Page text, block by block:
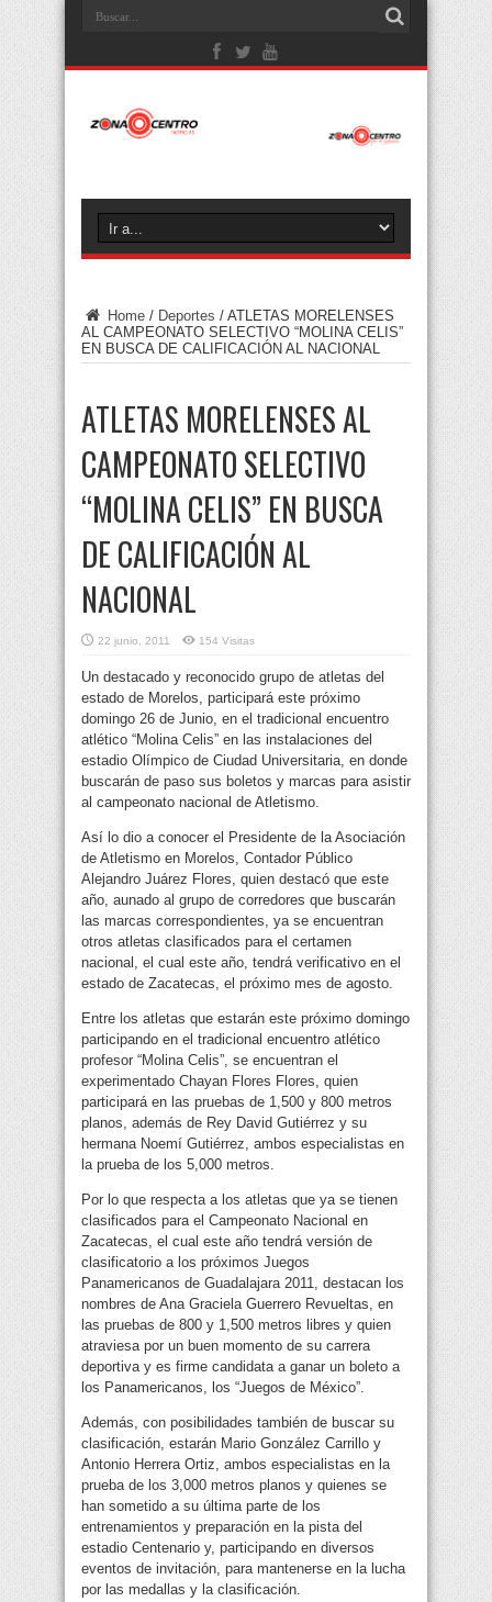
Home / Deportes / ATLETAS MORELENSES
AL CAMPEONATO SELECTIVO “MOLINA CELIS”
EN BUSCA DE CALIFICACIÓN AL NACIONAL
ATLETAS MORELENSES AL
CAMPEONATO SELECTIVO
“MOLINA CELIS” EN BUSCA
DE CALIFICACIÓN AL
NACIONAL
22 junio, 2011 154 Visitas
Un destacado y reconocido grupo de atletas del
estado de Morelos, participará este próximo
domingo 26 de Junio, en el tradicional encuentro
atlético “Molina Celis” en las instalaciones del
estadio Olímpico de Ciudad Universitaria, en donde
buscarán de paso sus boletos y marcas para asistir
al campeonato nacional de Atletismo.
Así lo dio a conocer el Presidente de la Asociación
de Atletismo en Morelos, Contador Público
Alejandro Juárez Flores, quien destacó que este
año, aunado al grupo de corredores que buscarán
las marcas correspondientes, ya se encuentran
otros atletas clasificados para el certamen
nacional, el cual este año, tendrá verificativo en el
estado de Zacatecas, el próximo mes de agosto.
Entre los atletas que estarán este próximo domingo
participando en el tradicional encuentro atlético
profesor “Molina Celis”, se encuentran el
experimentado Chayan Flores Flores, quien
participará en las pruebas de 1,500 y 800 metros
planos, además de Rey David Gutiérrez y su
hermana Noemí Gutiérrez, ambos especialistas en
la prueba de los 5,000 metros.
Por lo que respecta a los atletas que ya se tienen
clasificados para el Campeonato Nacional en
Zacatecas, el cual este año tendrá versión de
clasificatorio a los próximos Juegos
Panamericanos de Guadalajara 2011, destacan los
nombres de Ana Graciela Guerrero Revueltas, en
las pruebas de 800 y 1,500 metros libres y quien
atraviesa por un buen momento de su carrera
deportiva y es firme candidata a ganar un boleto a
los Panamericanos, los “Juegos de México”.
Además, con posibilidades también de buscar su
clasificación, estarán Mario González Carrillo y
Antonio Herrera Ortiz, ambos especialistas en la
prueba de los 3,000 metros planos y quienes se
han sometido a su última parte de los
entrenamientos y preparación en la pista del
estadio Centenario y, participando en diversos
eventos de invitación, para mantenerse en la lucha
por las medallas y la clasificación.